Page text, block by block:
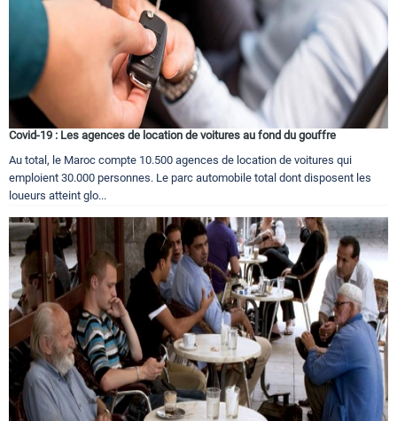
Covid-19 : Les agences de location de voitures au fond du gouffre
Au total, le Maroc compte 10.500 agences de location de voitures qui
emploient 30.000 personnes. Le parc automobile total dont disposent les
loueurs atteint glo...